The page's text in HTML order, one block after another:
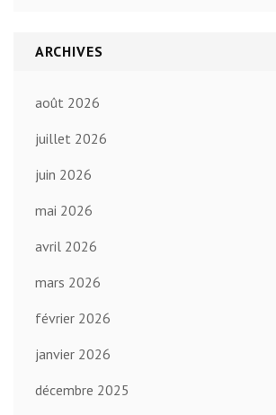
ARCHIVES
août 2026
juillet 2026
juin 2026
mai 2026
avril 2026
mars 2026
février 2026
janvier 2026
décembre 2025